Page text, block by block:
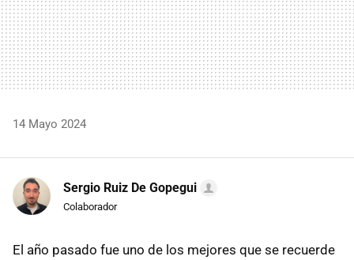
14 Mayo 2024
Sergio Ruiz De Gopegui
Colaborador
El año pasado fue uno de los mejores que se recuerde